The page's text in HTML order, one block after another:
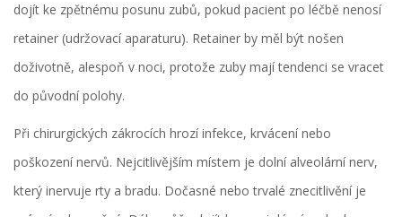
dojít ke zpětnému posunu zubů, pokud pacient po léčbě nenosí
retainer (udržovací aparaturu). Retainer by měl být nošen
doživotně, alespoň v noci, protože zuby mají tendenci se vracet
do původní polohy.
Při chirurgických zákrocích hrozí infekce, krvácení nebo
poškození nervů. Nejcitlivějším místem je dolní alveolární nerv,
který inervuje rty a bradu. Dočasné nebo trvalé znecitlivění je